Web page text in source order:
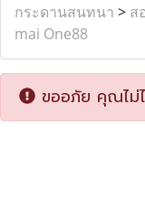
กระดานสนทนา > ส
mai One88
ขออภัย คุณไม่